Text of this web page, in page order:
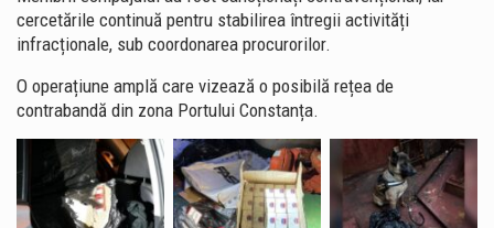
cercetările continuă pentru stabilirea întregii activități
infracționale, sub coordonarea procurorilor.
O operațiune amplă care vizează o posibilă rețea de
contrabandă din zona Portului Constanța.